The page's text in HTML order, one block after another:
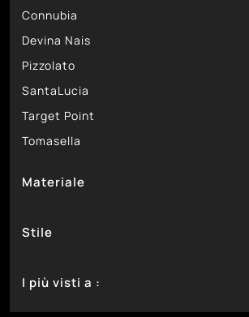
Connubia
Devina Nais
Pizzolato
SantaLucia
Target Point
Tomasella
Materiale
In Ceramica
In Laccato Lucido
In Laccato Opaco
Stile
Moderne
I più visti a :
Bassano Del Grappa